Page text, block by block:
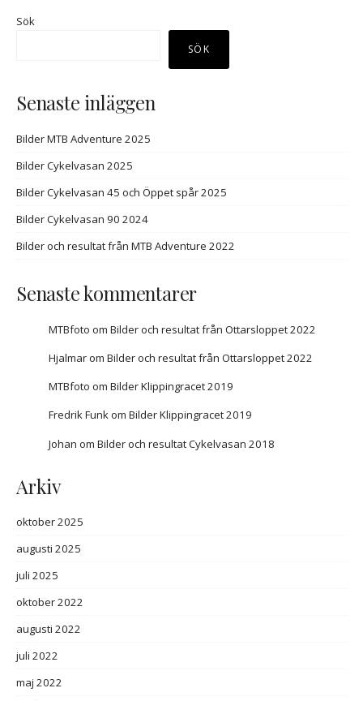
Sök
SÖK
Senaste inläggen
Bilder MTB Adventure 2025
Bilder Cykelvasan 2025
Bilder Cykelvasan 45 och Öppet spår 2025
Bilder Cykelvasan 90 2024
Bilder och resultat från MTB Adventure 2022
Senaste kommentarer
MTBfoto om Bilder och resultat från Ottarsloppet 2022
Hjalmarom Bilder och resultat från Ottarsloppet 2022
MTBfoto om Bilder Klippingracet 2019
Fredrik Funkom Bilder Klippingracet 2019
Johan om Bilder och resultat Cykelvasan 2018
Arkiv
oktober 2025
augusti 2025
juli 2025
oktober 2022
augusti 2022
juli 2022
maj 2022